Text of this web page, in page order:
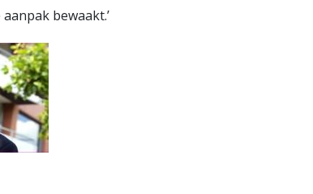
aanpak bewaakt.’